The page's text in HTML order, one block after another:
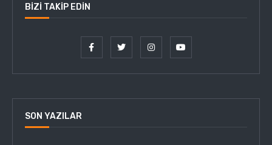
BIZI TAKIP EDIN
SON YAZILAR